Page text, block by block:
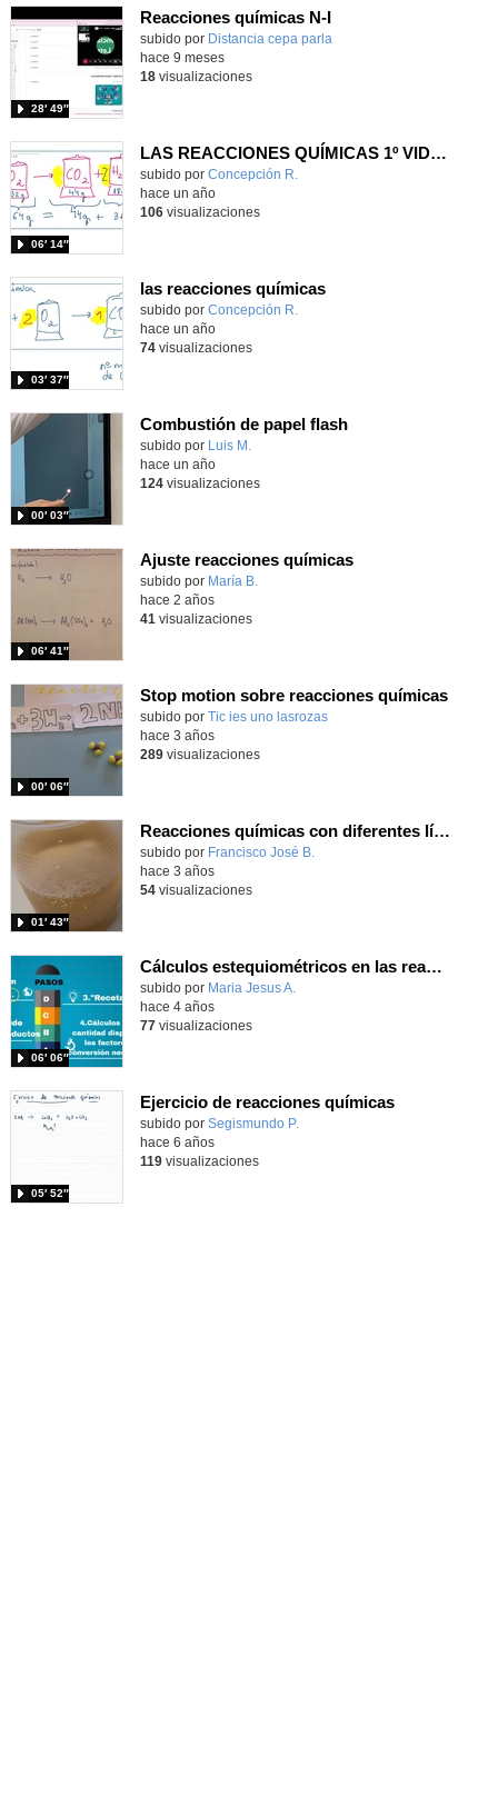
Reacciones químicas N-I
Contenido educativo.
subido por Distancia cepa parla
28′ 49″
hace 9 meses
18visualizaciones
LAS REACCIONES QUÍMICAS 1º VIDEO
Contenido educativo.
subido por Concepción R.
06′ 14″
hace un año
106visualizaciones
las reacciones químicas
Contenido educativo.
subido por Concepción R.
03′ 37″
hace un año
74visualizaciones
Combustión de papel flash
Contenido educativo.
subido por Luis M.
00′ 03″
hace un año
124visualizaciones
Ajuste reacciones químicas
Contenido educativo.
subido por María B.
06′ 41″
hace 2 años
41 visualizaciones
Stop motion sobre reacciones químicas
Contenido educativo.
subido por Tic ies uno lasrozas
00′ 06″
-
hace 3 años
289visualizaciones
Reacciones químicas con diferentes líquidos
subido por Francisco José B.
01′ 43″
hace 3 años
54visualizaciones
Cálculos estequiométricos en las reacciones
Contenido educativo.
subido por Maria Jesus A.
06′ 06″
hace 4 años
77visualizaciones
Ejercicio de reacciones químicas
Contenido educativo.
subido por Segismundo P.
05′ 52″
hace 6 años
119visualizaciones